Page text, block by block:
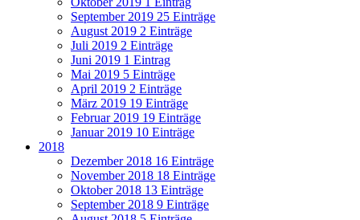
September 2019 25 Einträge
August 2019 2 Einträge
Juli 2019 2 Einträge
Juni 2019 1 Eintrag
Mai 2019 5 Einträge
April 2019 2 Einträge
März 2019 19 Einträge
Februar 2019 19 Einträge
Januar 2019 10 Einträge
2018
Dezember 2018 16 Einträge
November 2018 18 Einträge
Oktober 2018 13 Einträge
September 2018 9 Einträge